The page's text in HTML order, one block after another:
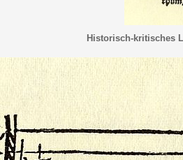
Historisch-kritisches